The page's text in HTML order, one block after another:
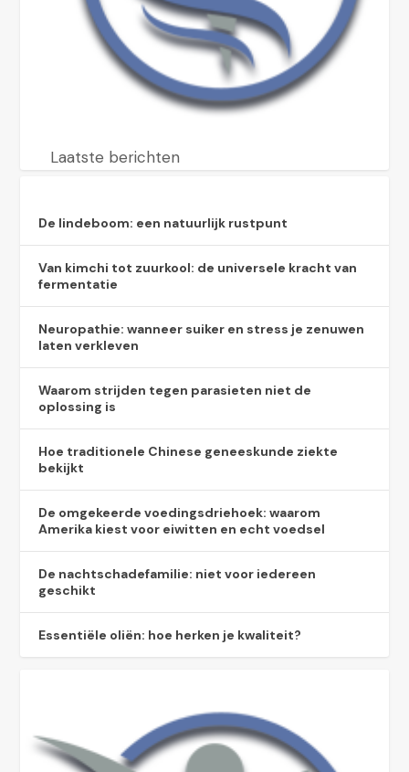
Laatste berichten
De lindeboom: een natuurlijk rustpunt
Van kimchi tot zuurkool: de universele kracht van
fermentatie
Neuropathie: wanneer suiker en stress je zenuwen
laten verkleven
Waarom strijden tegen parasieten niet de
oplossing is
Hoe traditionele Chinese geneeskunde ziekte
bekijkt
De omgekeerde voedingsdriehoek: waarom
Amerika kiest voor eiwitten en echt voedsel
De nachtschadefamilie: niet voor iedereen
geschikt
Essentiële oliën: hoe herken je kwaliteit?